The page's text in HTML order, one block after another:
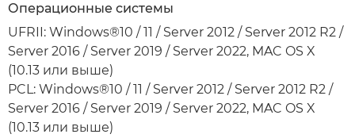
Операционные системы
UFRII: Windows®10 / 11 / Server 2012 / Server 2012 R2 /
Server 2016 / Server 2019 / Server 2022, MAC OS X
(10.13 или выше)
PCL: Windows®10 / 11 / Server 2012 / Server 2012 R2 /
Server 2016 / Server 2019 / Server 2022, MAC OS X
(10.13 или выше)